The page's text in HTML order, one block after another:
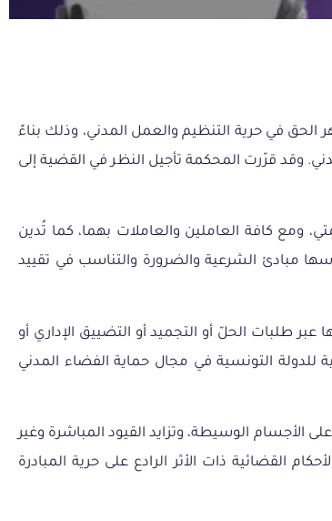
خطيرة تمسّ جوهر الحق في حرية التنظيم والعمل المدني، وذلك بناءً
وقد قرّرت المحكمة تأجيل النظر في القضية إلى
ومع كافة العاملين والعاملات بهما، كما تُدين
مبادئ الشرعية والضرورة والتناسب في تقييد
طلبات الحلّ أو التجميد أو التضييق الإداري أو
للدولة التونسية في مجال حماية الفضاء المدني
الوسيطة، وتزايد القيود المباشرة وغير
القضائية ذات الأثر الرادع على حرية المبادرة